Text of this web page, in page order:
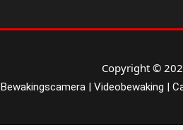
Copyright ©
Bewakingscamera | Videobewaking |